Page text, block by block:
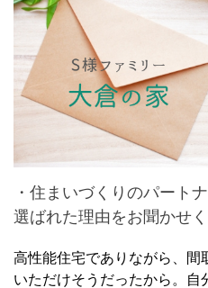
・住まいづくりのパート
選ばれた理由をお聞かせく
高性能住宅でありながら、間
いただけそうだったから。